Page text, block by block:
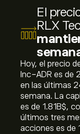
El
RLX
Hoy, el precio
Inc-ADR es de
en las últimas
semana. La
es de 1.81B‎$‎,
últimos tres
acciones es de